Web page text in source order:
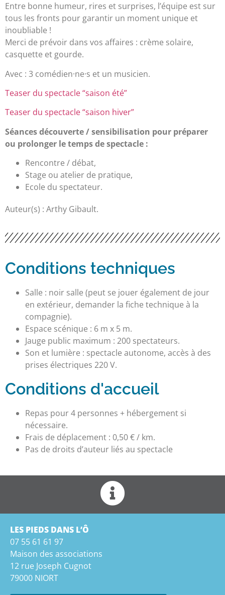
Entre bonne humeur, rires et surprises, l’équipe est sur
tous les fronts pour garantir un moment unique et
inoubliable !
Merci de prévoir dans vos affaires : crème solaire,
casquette et gourde.
Avec : 3 comédien·ne·s et un musicien.
Teaser du spectacle “saison été”
Teaser du spectacle “saison hiver”
Séances découverte / sensibilisation pour préparer
ou prolonger le temps de spectacle :
Rencontre / débat,
Stage ou atelier de pratique,
Ecole du spectateur.
Auteur(s) : Arthy Gibault.
Conditions techniques
Salle : noir salle (peut se jouer également de jour
en extérieur, demander la fiche technique à la
compagnie).
Espace scénique : 6 m x 5 m.
Jauge public maximum : 200 spectateurs.
Son et lumière : spectacle autonome, accès à des
prises électriques 220 V.
Conditions d'accueil
Repas pour 4 personnes + hébergement si
nécessaire.
Frais de déplacement : 0,50 € / km.
Pas de droits d’auteur liés au spectacle
LES PIEDS DANS L’Ô
07 55 61 61 97
Maison des associations
12 rue Joseph Cugnot
79000 NIORT